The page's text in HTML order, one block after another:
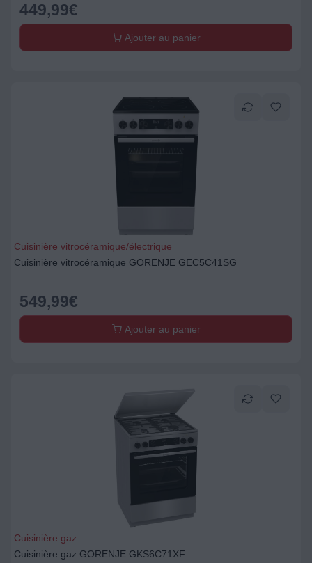
449,99€
Ajouter au panier
Cuisinière vitrocéramique/électrique
Cuisinière vitrocéramique GORENJE GEC5C41SG
549,99€
Ajouter au panier
Cuisinière gaz
Cuisinière gaz GORENJE GKS6C71XF